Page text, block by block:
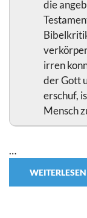
die
irren
der Gott
erschuf,
Mensch
…
WEITERLESEN